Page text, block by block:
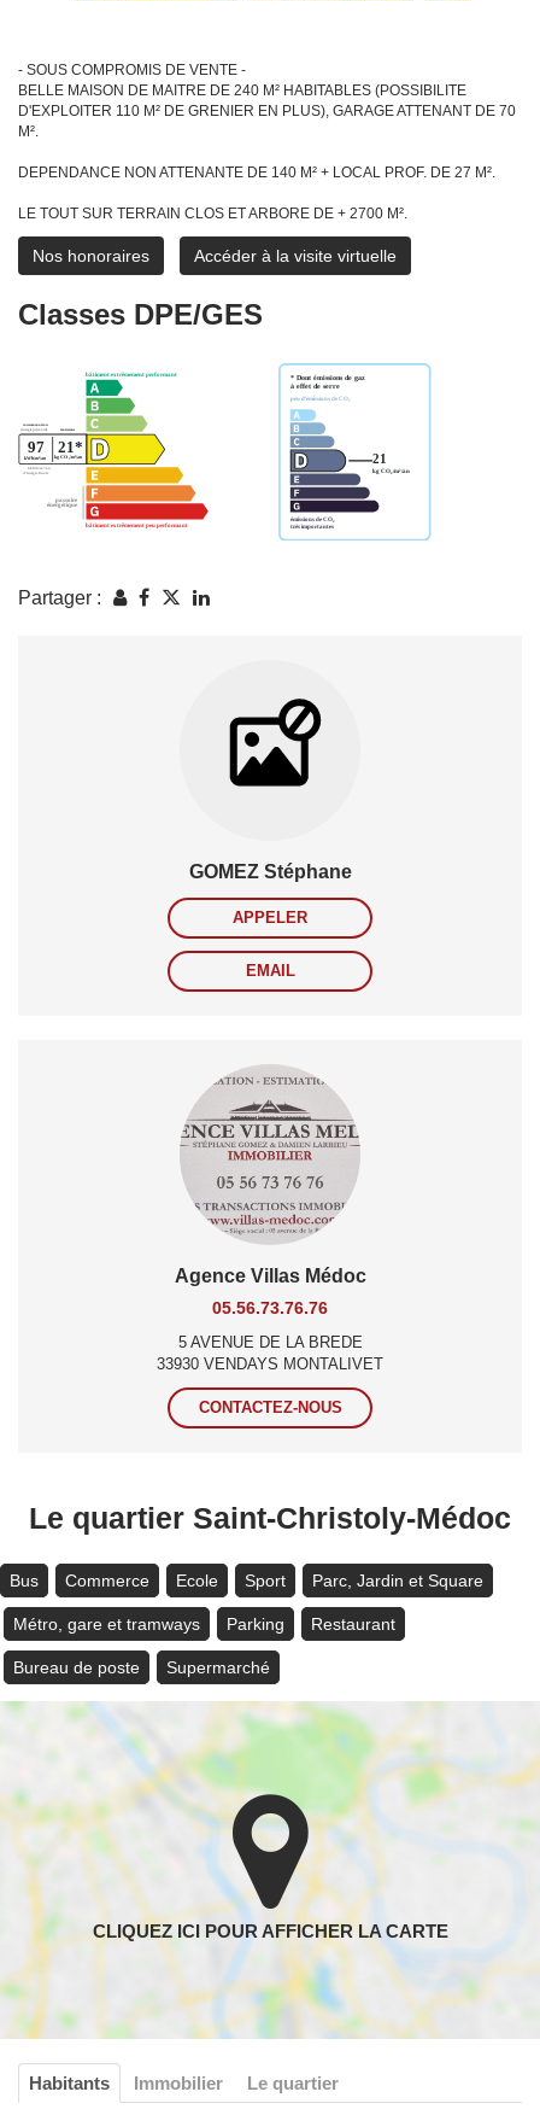
- SOUS COMPROMIS DE VENTE -
BELLE MAISON DE MAITRE DE 240 M² HABITABLES (POSSIBILITE
D'EXPLOITER 110 M² DE GRENIER EN PLUS), GARAGE ATTENANT DE 70
M².
DEPENDANCE NON ATTENANTE DE 140 M² + LOCAL PROF. DE 27 M².
LE TOUT SUR TERRAIN CLOS ET ARBORE DE + 2700 M².
Nos honoraires Accéder à la visite virtuelle
Classes DPE/GES
Partager :
GOMEZ Stéphane
APPELER
EMAIL
Agence Villas Médoc
05.56.73.76.76
5 AVENUE DE LA BREDE
33930 VENDAYS MONTALIVET
CONTACTEZ-NOUS
Le quartier Saint-Christoly-Médoc
Bus Commerce Ecole Sport Parc, Jardin et Square
Métro, gare et tramways Parking Restaurant
Bureau de poste Supermarché
Habitants Immobilier Le quartier